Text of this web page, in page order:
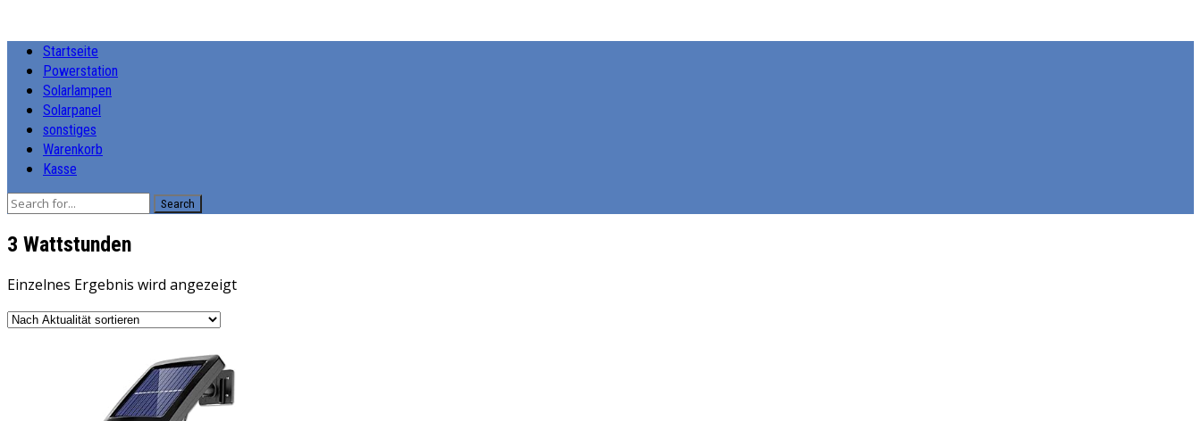
Startseite
Powerstation
Solarlampen
Solarpanel
sonstiges
Warenkorb
Kasse
Search
‎3 Wattstunden
Einzelnes Ergebnis wird angezeigt